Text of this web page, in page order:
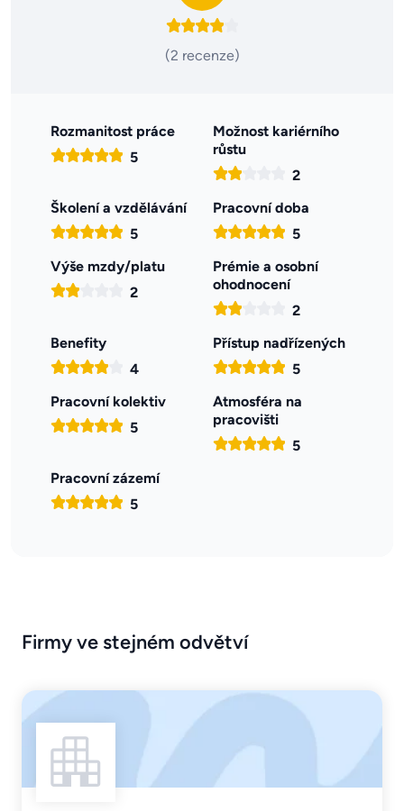
(2 recenze)
Rozmanitost práce
5
Možnost kariérního
růstu
2
Školení a vzdělávání
5
Pracovní doba
5
Výše mzdy/platu
2
Prémie a osobní
ohodnocení
2
Benefity
4
Přístup nadřízených
5
Pracovní kolektiv
5
Atmosféra na
pracovišti
5
Pracovní zázemí
5
Firmy ve stejném odvětví